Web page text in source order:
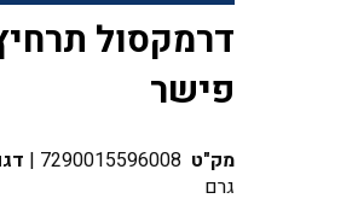
דרמקסול
פישר
מק"ט 7290015596008
|
גרם